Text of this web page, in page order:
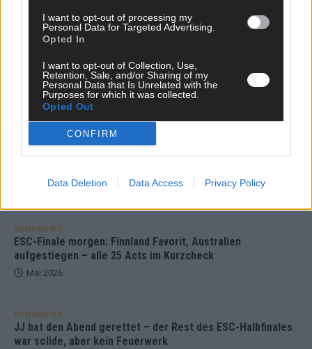
I want to opt-out of processing my
Personal Data for Targeted Advertising.
Opted In
I want to opt-out of Collection, Use,
Retention, Sale, and/or Sharing of my
Personal Data that Is Unrelated with the
Purposes for which it was collected.
Opted Out
CONFIRM
Data Deletion Data Access Privacy Policy
Monaco, Sallys Café, Westernbrauerei – der
Europa-Park 2026 macht vieles neu
Juni 2026
DARA gewinnt verdient, Israel beunruhigend –
KOMMENTAR
Mai 2026
KOMMENTAR
ESC-Finale morgen: Finnland Favorit, Australien
aufgestiegen – alle 25 Acts im Kurzcheck
Mai 2026
KOMMENTAR
JJ hat den Abend gerettet – der Rest des ESC-Halbfinales
war solide, aber kein Feuerwerk